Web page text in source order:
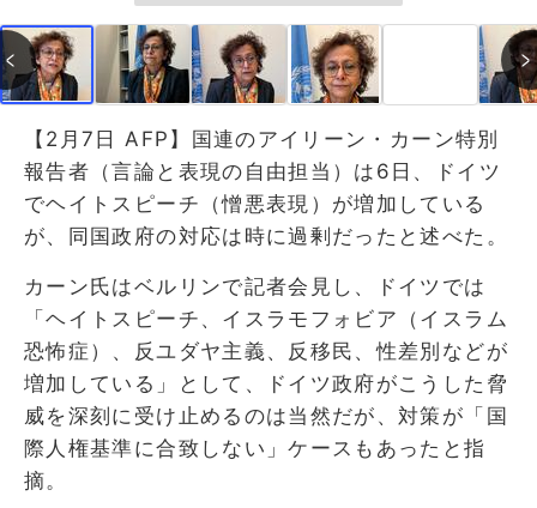
【2月7日 AFP】国連のアイリーン・カーン特別
報告者（言論と表現の自由担当）は6日、ドイツ
でヘイトスピーチ（憎悪表現）が増加している
が、同国政府の対応は時に過剰だったと述べた。
カーン氏はベルリンで記者会見し、ドイツでは
「ヘイトスピーチ、イスラモフォビア（イスラム
恐怖症）、反ユダヤ主義、反移民、性差別などが
増加している」として、ドイツ政府がこうした脅
威を深刻に受け止めるのは当然だが、対策が「国
際人権基準に合致しない」ケースもあったと指
摘。